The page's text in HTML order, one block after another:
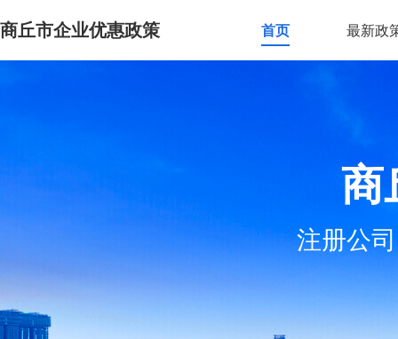
商丘市企业优惠政策 首页 最新政
商
注册公